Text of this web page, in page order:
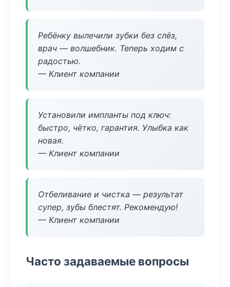
Ребёнку вылечили зубки без слёз,
врач — волшебник. Теперь ходим с
радостью.
— Клиент компании
Установили импланты под ключ:
быстро, чётко, гарантия. Улыбка как
новая.
— Клиент компании
Отбеливание и чистка — результат
супер, зубы блестят. Рекомендую!
— Клиент компании
Часто задаваемые вопросы